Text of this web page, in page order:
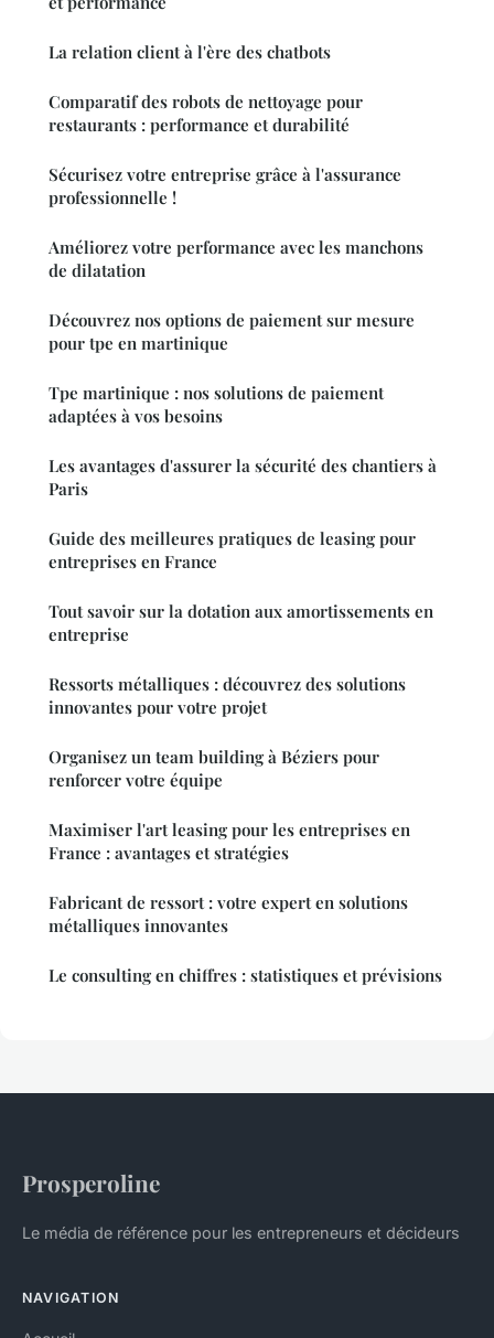
La relation client à l'ère des chatbots
Comparatif des robots de nettoyage pour
restaurants : performance et durabilité
Sécurisez votre entreprise grâce à l'assurance
professionnelle !
Améliorez votre performance avec les manchons
de dilatation
Découvrez nos options de paiement sur mesure
pour tpe en martinique
Tpe martinique : nos solutions de paiement
adaptées à vos besoins
Les avantages d'assurer la sécurité des chantiers à
Paris
Guide des meilleures pratiques de leasing pour
entreprises en France
Tout savoir sur la dotation aux amortissements en
entreprise
Ressorts métalliques : découvrez des solutions
innovantes pour votre projet
Organisez un team building à Béziers pour
renforcer votre équipe
Maximiser l'art leasing pour les entreprises en
France : avantages et stratégies
Fabricant de ressort : votre expert en solutions
métalliques innovantes
Le consulting en chiffres : statistiques et prévisions
Prosperoline
Le média de référence pour les entrepreneurs et décideurs
NAVIGATION